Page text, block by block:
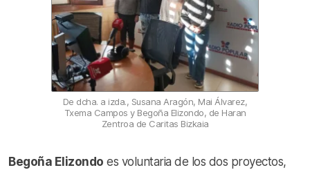
De dcha. a izda., Susana Aragón, Mai Álvarez,
Txema Campos y Begoña Elizondo, de Haran
Zentroa de Caritas Bizkaia
Begoña Elizondo es voluntaria de los dos proyectos,